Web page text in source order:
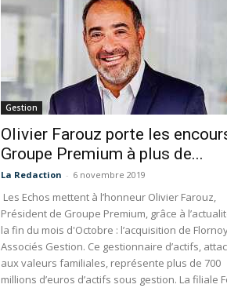
Gestion
Olivier Farouz porte les
Groupe Premium à plus de...
La Redaction - 6 novembre 2019
Les Echos mettent à l’honneur Olivier Farouz,
Président de Groupe Premium, grâce à
la fin du mois d'Octobre : l’acquisition de
Associés Gestion. Ce gestionnaire d’actifs,
aux valeurs familiales, représente plus de 700
millions d’euros d’actifs sous gestion. La filiale